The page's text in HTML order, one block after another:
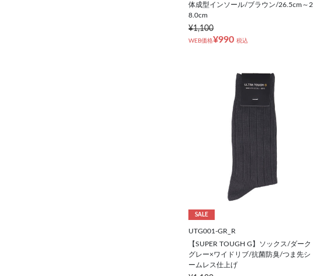
体成型インソール/ブラウン/26.5cm～2
8.0cm
¥1,100
WEB価格¥990 税込
SALE
UTG001-GR_R
【SUPER TOUGH G】ソックス/ダーク
グレー×ワイドリブ/抗菌防臭/つま先シ
ームレス仕上げ